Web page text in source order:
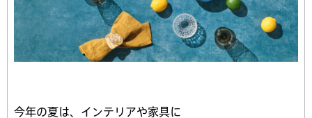
今年の夏は、インテリアや家具に